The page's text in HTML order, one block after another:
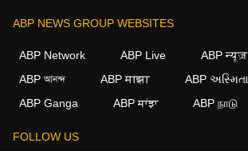
ABP NEWS GROUP WEBSITES
ABP Network ABP Live
ABP न्यूज़
ABP আনন্দ
ABP माझा
ABP અસ્મિતા
ABP Ganga
ABP ਸਾਂਝਾ ABP நாடு
FOLLOW US